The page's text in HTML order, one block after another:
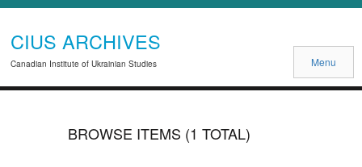
CIUS ARCHIVES
Canadian Institute of Ukrainian Studies Menu
BROWSE ITEMS (1 TOTAL)